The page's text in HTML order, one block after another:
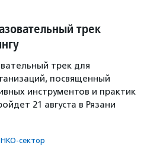
трек
трек для
посвященный
инструментов и практик
21 августа в Рязани
НКО-сектор